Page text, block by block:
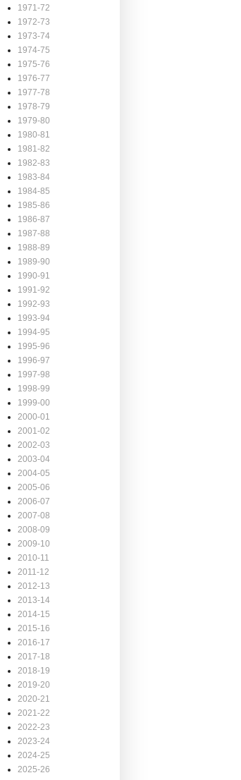
1971-72
1972-73
1973-74
1974-75
1975-76
1976-77
1977-78
1978-79
1979-80
1980-81
1981-82
1982-83
1983-84
1984-85
1985-86
1986-87
1987-88
1988-89
1989-90
1990-91
1991-92
1992-93
1993-94
1994-95
1995-96
1996-97
1997-98
1998-99
1999-00
2000-01
2001-02
2002-03
2003-04
2004-05
2005-06
2006-07
2007-08
2008-09
2009-10
2010-11
2011-12
2012-13
2013-14
2014-15
2015-16
2016-17
2017-18
2018-19
2019-20
2020-21
2021-22
2022-23
2023-24
2024-25
2025-26